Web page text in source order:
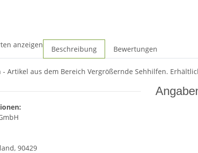
anzeigen Beschreibung Bewertungen
- Artikel aus dem Bereich Vergrößernde Sehhilfen.
90429